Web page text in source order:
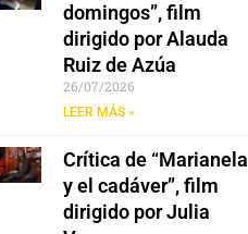
domingos”, film
dirigido por Alauda
Ruiz de Azúa
26/07/2026
LEER MÁS »
Crítica de “Marianela
y el cadáver”, film
dirigido por Julia